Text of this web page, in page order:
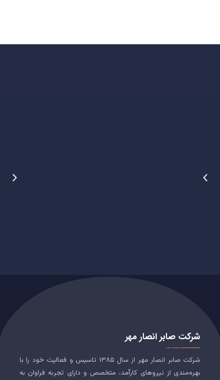
شرکت صابر انصار مهر
شرکت صابر انصار مهر از سال ۱۳۸۵ تاسیس و فعالیت خود را با
بهره‌مندی از نیروهای کارآمد، متخصص و دارای تجربه فراوان به